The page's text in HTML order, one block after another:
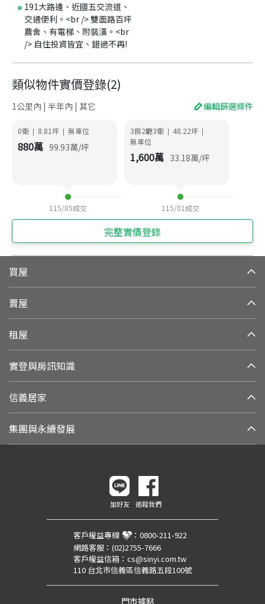
191大路邊、近國五交流道、
交通便利。<br /> 雙面路百坪
農舍、有電梯、附裝潢。<br
/> 自住投資皆宜、錯過不再!
類似物件實價登錄(2)
1公里內 | 半年內 | 其它 編輯篩選條件
0衛 | 8.81坪 | 無車位
880萬 99.93萬/坪
115/05成交
3房2廳3衛 | 48.22坪 |
無車位
1,600萬 33.18萬/坪
115/01 成交
完整實價登錄
買屋
賣屋
租屋
實登與房訊知識
信義居家
集團與永續發展
加好友 追蹤我們
客戶權益專線 ： 0800-211-922
網路客服： (02)2755-7666
客戶權益信箱： cs@sinyi.com.tw
110 台北市信義區信義路五段100號
門市據點